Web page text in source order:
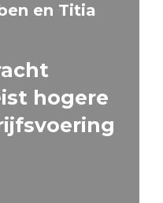
en Titia
hogere